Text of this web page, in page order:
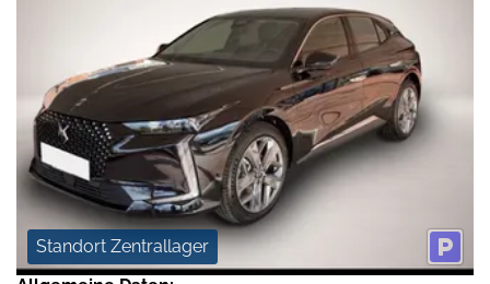
Standort Zentrallager